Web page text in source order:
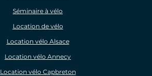
Séminaire à vélo
Location de vélo
Location vélo Alsace
Location vélo Annecy
Location vélo Capbreton